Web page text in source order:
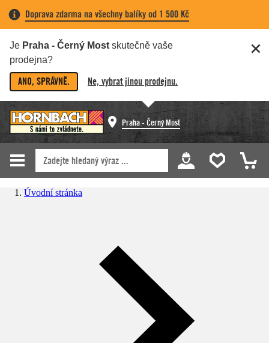
Doprava zdarma na všechny balíky od 1 500 Kč
Je Praha - Černý Most skutečně vaše
prodejna?
ANO, SPRÁVNĚ. Ne, vybrat jinou prodejnu.
Praha - Černý Most
Úvodní stránka